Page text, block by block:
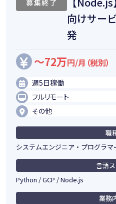
募集終了
向けサー
発
～72万円/月（税別）
週5日稼働
フルリモート
その他
職
システムエンジニア・プログラマ
言語
Python / GCP / Node.js
業務